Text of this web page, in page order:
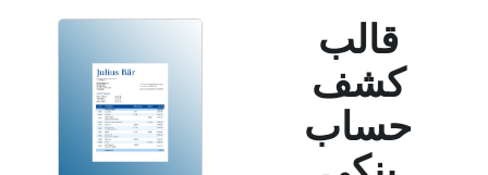
قالب
كشف
حساب